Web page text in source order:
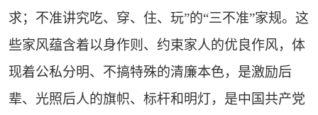
求；不准讲究吃、穿、住、玩”的“三不准”家规。这
些家风蕴含着以身作则、约束家人的优良作风，体
现着公私分明、不搞特殊的清廉本色，是激励后
辈、光照后人的旗帜、标杆和明灯，是中国共产党